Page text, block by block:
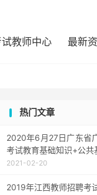
教师中心 最新
热门文章
2020年6月27日广东省
考试教育基础知识+公共
2021-02-20
2019年江西教师招聘考